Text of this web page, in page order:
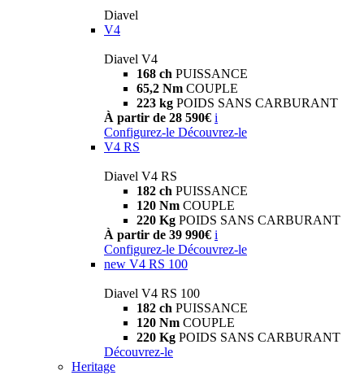
Diavel
V4
Diavel V4
168 ch PUISSANCE
65,2 Nm COUPLE
223 kg POIDS SANS CARBURANT
À partir de 28 590€ i
Configurez-le Découvrez-le
V4 RS
Diavel V4 RS
182 ch PUISSANCE
120 Nm COUPLE
220 Kg POIDS SANS CARBURANT
À partir de 39 990€ i
Configurez-le Découvrez-le
new V4 RS 100
Diavel V4 RS 100
182 ch PUISSANCE
120 Nm COUPLE
220 Kg POIDS SANS CARBURANT
Découvrez-le
Heritage